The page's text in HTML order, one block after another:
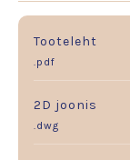
Tooteleht
.pdf
2D joonis
.dwg